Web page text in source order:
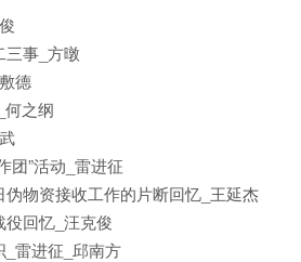
三事_方暾
德
何之纲
团”活动_雷进征
物资接收工作的片断回忆_王延杰
役回忆_汪克俊
_雷进征_邱南方